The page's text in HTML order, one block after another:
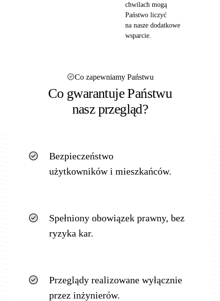
chwilach mogą
Państwo liczyć
na nasze dodatkowe
wsparcie.
Co zapewniamy Państwu
Co gwarantuje Państwu
nasz przegląd?
Bezpieczeństwo
użytkowników i mieszkańców.
Spełniony obowiązek prawny, bez
ryzyka kar.
Przeglądy realizowane wyłącznie
przez inżynierów.